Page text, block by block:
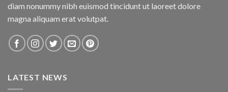
diam nonummy nibh euismod tincidunt ut laoreet dolore
magna aliquam erat volutpat.
LATEST NEWS